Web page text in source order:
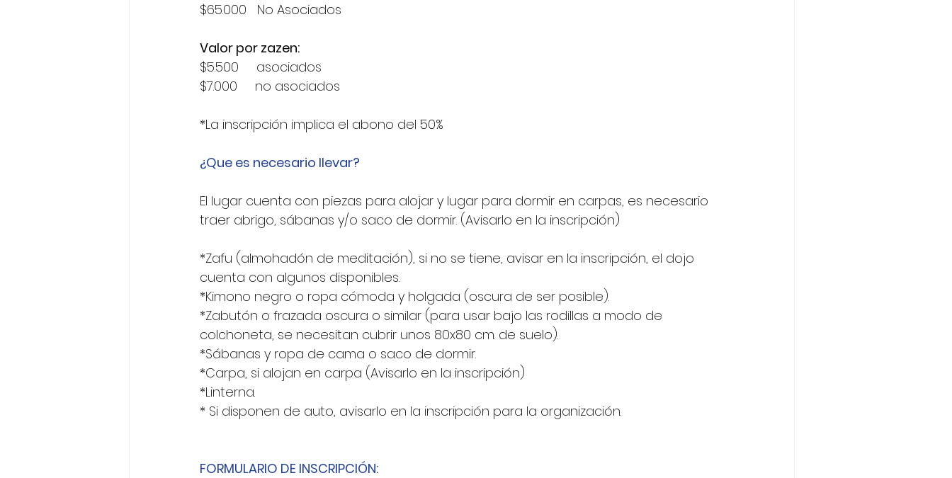
$65.000   No Asociados
Valor por zazen:
$5.500     asociados
$7.000     no asociados
*La inscripción implica el abono del 50%
¿Que es necesario llevar?
El lugar cuenta con piezas para alojar y lugar para dormir en carpas, es necesario
traer abrigo, sábanas y/o saco de dormir. (Avisarlo en la inscripción)
*Zafu (almohadón de meditación), si no se tiene, avisar en la inscripción, el dojo
cuenta con algunos disponibles.
*Kimono negro o ropa cómoda y holgada (oscura de ser posible).
*Zabutón o frazada oscura o similar (para usar bajo las rodillas a modo de
colchoneta, se necesitan cubrir unos 80x80 cm. de suelo).
*Sábanas y ropa de cama o saco de dormir.
*Carpa, si alojan en carpa (Avisarlo en la inscripción)
*Linterna.
* Si disponen de auto, avisarlo en la inscripción para la organización.
FORMULARIO DE INSCRIPCIÓN: